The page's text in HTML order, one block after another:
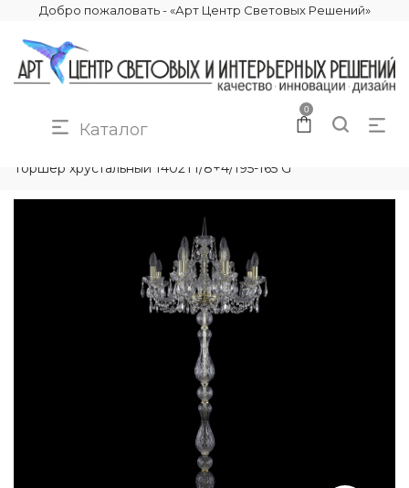
Добро пожаловать - «Арт Центр Световых Решений»
Каталог
0
Торшер хрустальный 1402T1/8+4/195-165 G